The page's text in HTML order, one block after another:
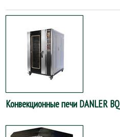
Конвекционные печи DANLER BQ